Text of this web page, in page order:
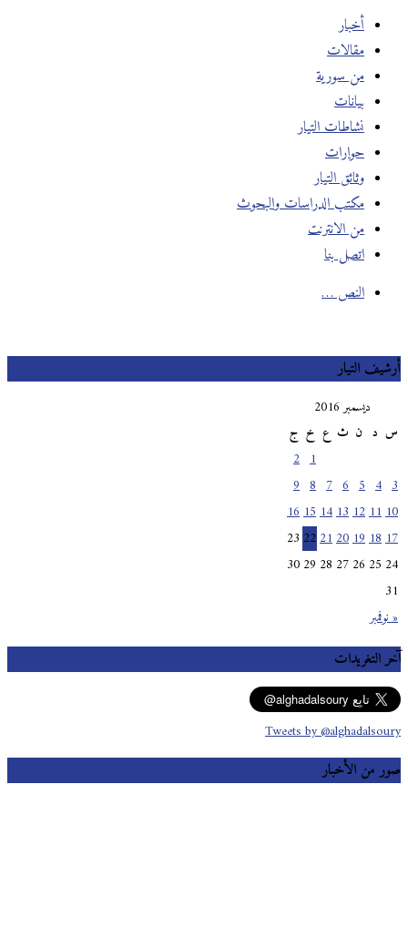
أخبار
مقالات
من سورية
بيانات
نشاطات التيار
حوارات
وثائق التيار
مكتب الدراسات والبحوث
من الانترنت
اتصل بنا
النص …
أرشيف التيار
ديسمبر 2016
س
ث خ ج
« نوفمبر
10
11
12
13
14
15
16
17
18
19
20
21
22
23
24
25
26
27
28
29
30
31
آخر التغريدات
Tweets by @alghadalsoury
صور من الأخبار